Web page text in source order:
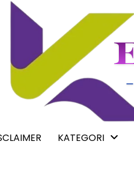
KATEGORI